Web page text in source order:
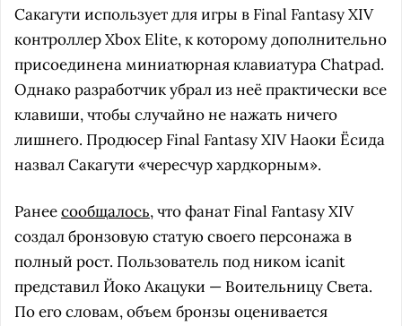
Сакагути использует для игры в Final Fantasy XIV
контроллер Xbox Elite, к которому дополнительно
присоединена миниатюрная клавиатура Chatpad.
Однако разработчик убрал из неё практически все
клавиши, чтобы случайно не нажать ничего
лишнего. Продюсер Final Fantasy XIV Наоки Ёсида
назвал Сакагути «чересчур хардкорным».
Ранеесообщалось, что фанат Final Fantasy XIV
создал бронзовую статую своего персонажа в
полный рост. Пользователь под ником icanit
представил Йоко Акацуки — Воительницу Света.
По его словам, объем бронзы оценивается